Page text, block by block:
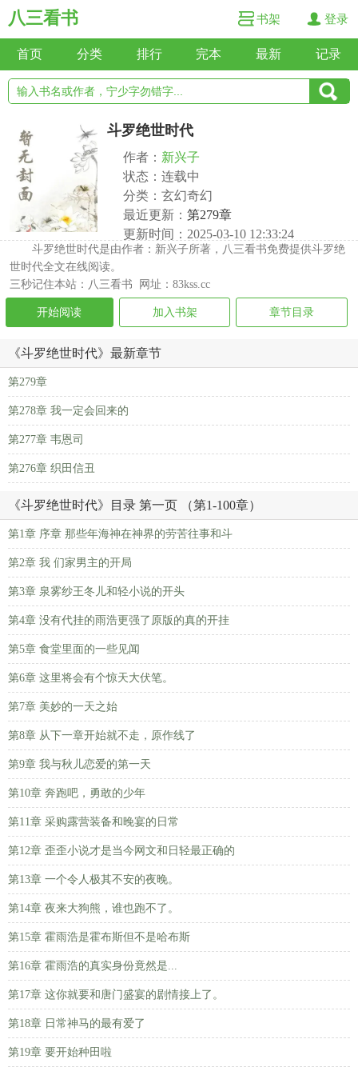
八三看书 书架 登录
首页 分类 排行 完本 最新 记录
斗罗绝世时代
作者： 新兴子
状态：连载中
分类：玄幻奇幻
最近更新： 第279章
更新时间：2025-03-10 12:33:24
斗罗绝世时代是由作者：新兴子所著，八三看书免费提供斗罗绝
世时代全文在线阅读。
三秒记住本站：八三看书 网址：83kss.cc
开始阅读 加入书架 章节目录
《斗罗绝世时代》最新章节
第279章
第278章 我一定会回来的
第277章 韦恩司
第276章 织田信丑
《斗罗绝世时代》目录 第一页 （第1-100章）
第1章 序章 那些年海神在神界的劳苦往事和斗
第2章 我 们家男主的开局
第3章 泉雾纱王冬儿和轻小说的开头
第4章 没有代挂的雨浩更强了原版的真的开挂
第5章 食堂里面的一些见闻
第6章 这里将会有个惊天大伏笔。
第7章 美妙的一天之始
第8章 从下一章开始就不走，原作线了
第9章 我与秋儿恋爱的第一天
第10章 奔跑吧，勇敢的少年
第11章 采购露营装备和晚宴的日常
第12章 歪歪小说才是当今网文和日轻最正确的
第13章 一个令人极其不安的夜晚。
第14章 夜来大狗熊，谁也跑不了。
第15章 霍雨浩是霍布斯但不是哈布斯
第16章 霍雨浩的真实身份竟然是...
第17章 这你就要和唐门盛宴的剧情接上了。
第18章 日常神马的最有爱了
第19章 要开始种田啦